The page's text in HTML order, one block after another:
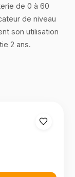
de 0 à 60
de niveau
son utilisation
2 ans.